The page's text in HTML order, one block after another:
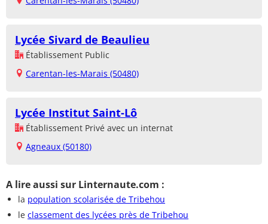
Lycée Sivard de Beaulieu
Établissement Public
Carentan-les-Marais (50480)
Lycée Institut Saint-Lô
Établissement Privé avec un internat
Agneaux (50180)
A lire aussi sur Linternaute.com :
la population scolarisée de Tribehou
le classement des lycées près de Tribehou